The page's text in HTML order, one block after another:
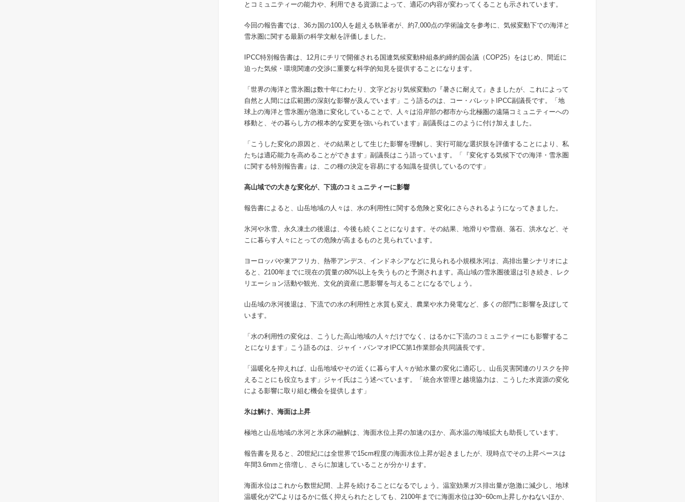
とコミュニティーの能力や、利用できる資源によって、適応の内容が変わってくることも示されています。
今回の報告書では、36カ国の100人を超える執筆者が、約7,000点の学術論文を参考に、気候変動下での海洋と
雪氷圏に関する最新の科学文献を評価しました。
IPCC特別報告書は、12月にチリで開催される国連気候変動枠組条約締約国会議（COP25）をはじめ、間近に
迫った気候・環境関連の交渉に重要な科学的知見を提供することになります。
「世界の海洋と雪氷圏は数十年にわたり、文字どおり気候変動の『暑さに耐えて』きましたが、これによって
自然と人間には広範囲の深刻な影響が及んでいます」こう語るのは、コー・バレットIPCC副議長です。「地
球上の海洋と雪氷圏が急激に変化していることで、人々は沿岸部の都市から北極圏の遠隔コミュニティーへの
移動と、その暮らし方の根本的な変更を強いられています」副議長はこのように付け加えました。
「こうした変化の原因と、その結果として生じた影響を理解し、実行可能な選択肢を評価することにより、私
たちは適応能力を高めることができます」副議長はこう語っています。「『変化する気候下での海洋・雪氷圏
に関する特別報告書』は、この種の決定を容易にする知識を提供しているのです」
高山域での大きな変化が、下流のコミュニティーに影響
報告書によると、山岳地域の人々は、水の利用性に関する危険と変化にさらされるようになってきました。
氷河や氷雪、永久凍土の後退は、今後も続くことになります。その結果、地滑りや雪崩、落石、洪水など、そ
こに暮らす人々にとっての危険が高まるものと見られています。
ヨーロッパや東アフリカ、熱帯アンデス、インドネシアなどに見られる小規模氷河は、高排出量シナリオによ
ると、2100年までに現在の質量の80%以上を失うものと予測されます。高山域の雪氷圏後退は引き続き、レク
リエーション活動や観光、文化的資産に悪影響を与えることになるでしょう。
山岳域の氷河後退は、下流での水の利用性と水質も変え、農業や水力発電など、多くの部門に影響を及ぼして
います。
「水の利用性の変化は、こうした高山地域の人々だけでなく、はるかに下流のコミュニティーにも影響するこ
とになります」こう語るのは、ジャイ・パンマオIPCC第1作業部会共同議長です。
「温暖化を抑えれば、山岳地域やその近くに暮らす人々が給水量の変化に適応し、山岳災害関連のリスクを抑
えることにも役立ちます」ジャイ氏はこう述べています。「統合水管理と越境協力は、こうした水資源の変化
による影響に取り組む機会を提供します」
氷は解け、海面は上昇
極地と山岳地域の氷河と氷床の融解は、海面水位上昇の加速のほか、高水温の海域拡大も助長しています。
報告書を見ると、20世紀には全世界で15cm程度の海面水位上昇が起きましたが、現時点でその上昇ペースは
年間3.6mmと倍増し、さらに加速していることが分かります。
海面水位はこれから数世紀間、上昇を続けることになるでしょう。温室効果ガス排出量が急激に減少し、地球
温暖化が2°Cよりはるかに低く抑えられたとしても、2100年までに海面水位は30~60cm上昇しかねないほか、